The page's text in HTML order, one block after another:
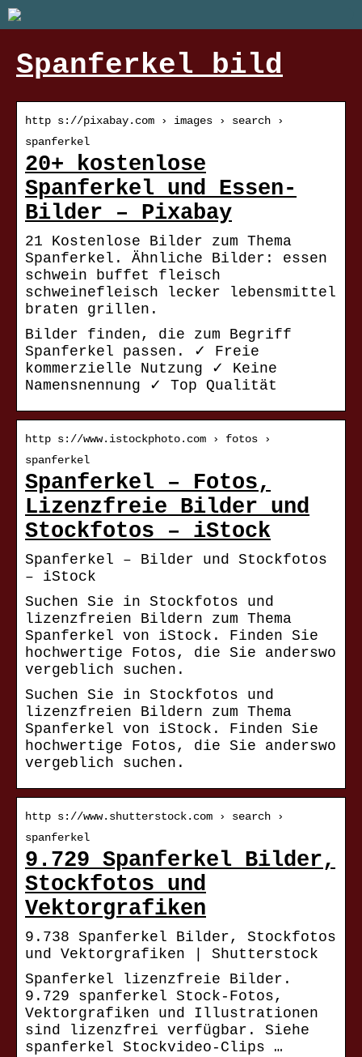
Spanferkel bild
http s://pixabay.com › images › search ›
spanferkel
20+ kostenlose
Spanferkel und Essen-
Bilder – Pixabay
21 Kostenlose Bilder zum Thema
Spanferkel. Ähnliche Bilder: essen
schwein buffet fleisch
schweinefleisch lecker lebensmittel
braten grillen.
Bilder finden, die zum Begriff
Spanferkel passen. ✓ Freie
kommerzielle Nutzung ✓ Keine
Namensnennung ✓ Top Qualität
http s://www.istockphoto.com › fotos ›
spanferkel
Spanferkel – Fotos,
Lizenzfreie Bilder und
Stockfotos – iStock
Spanferkel – Bilder und Stockfotos
– iStock
Suchen Sie in Stockfotos und
lizenzfreien Bildern zum Thema
Spanferkel von iStock. Finden Sie
hochwertige Fotos, die Sie anderswo
vergeblich suchen.
Suchen Sie in Stockfotos und
lizenzfreien Bildern zum Thema
Spanferkel von iStock. Finden Sie
hochwertige Fotos, die Sie anderswo
vergeblich suchen.
http s://www.shutterstock.com › search ›
spanferkel
9.729 Spanferkel Bilder,
Stockfotos und
Vektorgrafiken
9.738 Spanferkel Bilder, Stockfotos
und Vektorgrafiken | Shutterstock
Spanferkel lizenzfreie Bilder.
9.729 spanferkel Stock-Fotos,
Vektorgrafiken und Illustrationen
sind lizenzfrei verfügbar. Siehe
spanferkel Stockvideo-Clips …